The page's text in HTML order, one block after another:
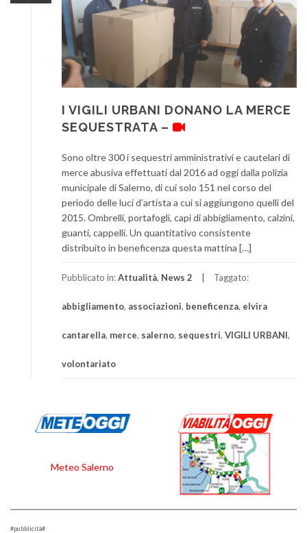
I VIGILI URBANI DONANO LA MERCE
SEQUESTRATA –
Sono oltre 300 i sequestri amministrativi e cautelari di
merce abusiva effettuati dal 2016 ad oggi dalla polizia
municipale di Salerno, di cui solo 151 nel corso del
periodo delle luci d’artista a cui si aggiungono quelli del
2015. Ombrelli, portafogli, capi di abbigliamento, calzini,
guanti, cappelli. Un quantitativo consistente
distribuito in beneficenza questa mattina […]
Pubblicato in:Attualità, News 2 Taggato:
abbigliamento, associazioni, beneficenza, elvira
cantarella, merce, salerno, sequestri, VIGILI URBANI,
volontariato
Meteo Salerno
#pubblicità#